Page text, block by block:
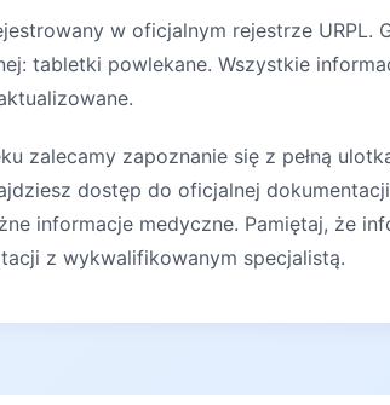
w oficjalnym rejestrze URPL.
tabletki powlekane. Wszystkie
zalecamy zapoznanie się z pełną
dostęp do oficjalnej
informacje medyczne. Pamiętaj, że
z wykwalifikowanym specjalistą.